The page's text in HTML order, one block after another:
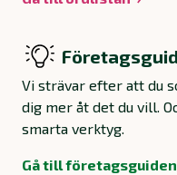
Vi strävar efter att du
dig mer åt det du vill.
smarta verktyg.
Gå till företagsguiden